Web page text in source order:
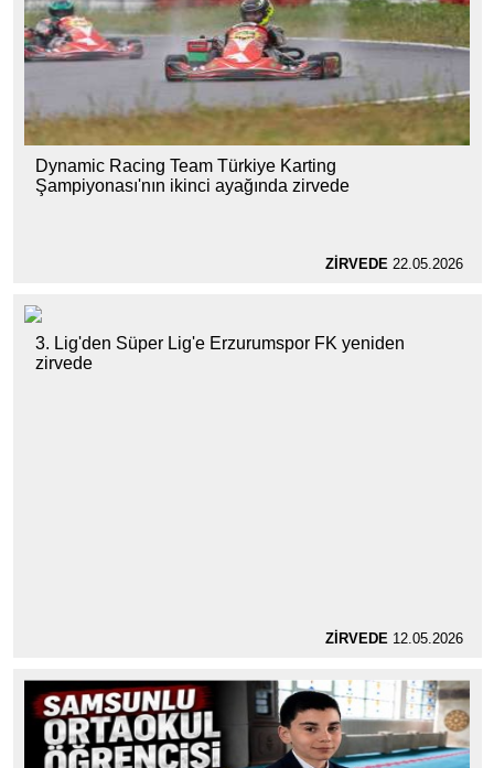
Dynamic Racing Team Türkiye Karting
Şampiyonası'nın ikinci ayağında zirvede
ZİRVEDE22.05.2026
3. Lig'den Süper Lig'e Erzurumspor FK yeniden
zirvede
ZİRVEDE12.05.2026